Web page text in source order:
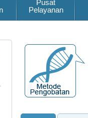
Pusat
Pelayanan